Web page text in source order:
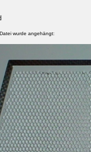
wurde angehängt: